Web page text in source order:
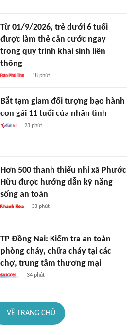
Từ 01/9/2026, trẻ dưới 6 tuổi
được làm thẻ căn cước ngay
trong quy trình khai sinh liên
thông
18 phút
Bắt tạm giam đối tượng bạo hành
con gái 11 tuổi của nhân tình
23 phút
Hơn 500 thanh thiếu nhi xã Phước
Hữu được hướng dẫn kỹ năng
sống an toàn
33 phút
TP Đồng Nai: Kiểm tra an toàn
phòng cháy, chữa cháy tại các
chợ, trung tâm thương mại
34 phút
VỀ TRANG CHỦ